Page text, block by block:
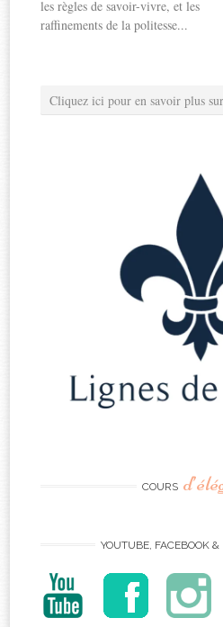
les règles de savoir-vivre, et les
raffinements de la politesse...
Cliquez ici pour en savoir plus
COURS
YOUTUBE, FACEBOOK &